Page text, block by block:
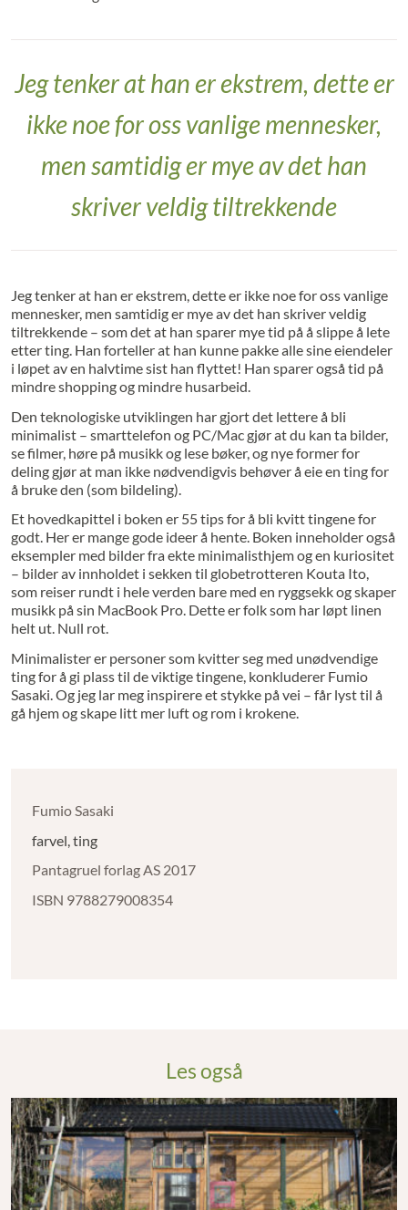
Jeg tenker at han er ekstrem, dette er
ikke noe for oss vanlige mennesker,
men samtidig er mye av det han
skriver veldig tiltrekkende
Jeg tenker at han er ekstrem, dette er ikke noe for oss vanlige
mennesker, men samtidig er mye av det han skriver veldig
tiltrekkende – som det at han sparer mye tid på å slippe å lete
etter ting. Han forteller at han kunne pakke alle sine eiendeler
i løpet av en halvtime sist han flyttet! Han sparer også tid på
mindre shopping og mindre husarbeid.
Den teknologiske utviklingen har gjort det lettere å bli
minimalist – smarttelefon og PC/Mac gjør at du kan ta bilder,
se filmer, høre på musikk og lese bøker, og nye former for
deling gjør at man ikke nødvendigvis behøver å eie en ting for
å bruke den (som bildeling).
Et hovedkapittel i boken er 55 tips for å bli kvitt tingene for
godt. Her er mange gode ideer å hente. Boken inneholder også
eksempler med bilder fra ekte minimalisthjem og en kuriositet
– bilder av innholdet i sekken til globetrotteren Kouta Ito,
som reiser rundt i hele verden bare med en ryggsekk og skaper
musikk på sin MacBook Pro. Dette er folk som har løpt linen
helt ut. Null rot.
Minimalister er personer som kvitter seg med unødvendige
ting for å gi plass til de viktige tingene, konkluderer Fumio
Sasaki. Og jeg lar meg inspirere et stykke på vei – får lyst til å
gå hjem og skape litt mer luft og rom i krokene.
Fumio Sasaki
farvel, ting
Pantagruel forlag AS 2017
ISBN 9788279008354
Les også